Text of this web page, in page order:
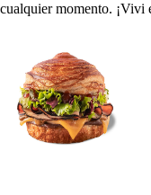
cualquier momento. ¡Vivi